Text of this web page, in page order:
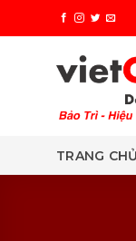
content
TRANG CHỦ